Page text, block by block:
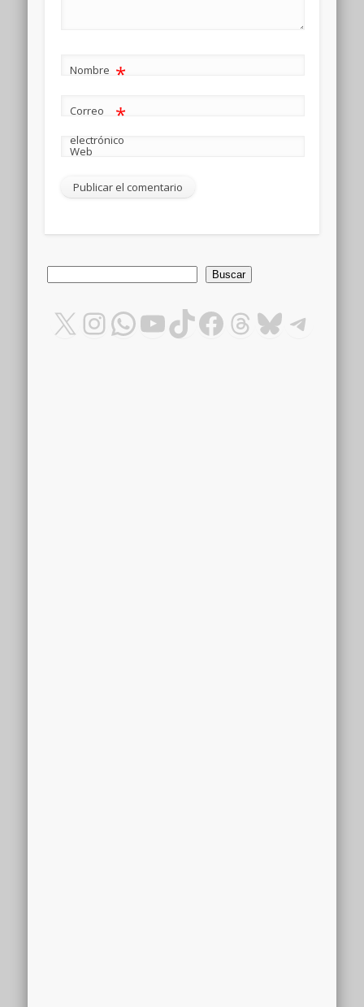
Nombre *
Correo
electrónico
*
Web
Buscar
X Instagram
WhatsApp
YouTube
TikTok
Facebook
Threads
Bluesky